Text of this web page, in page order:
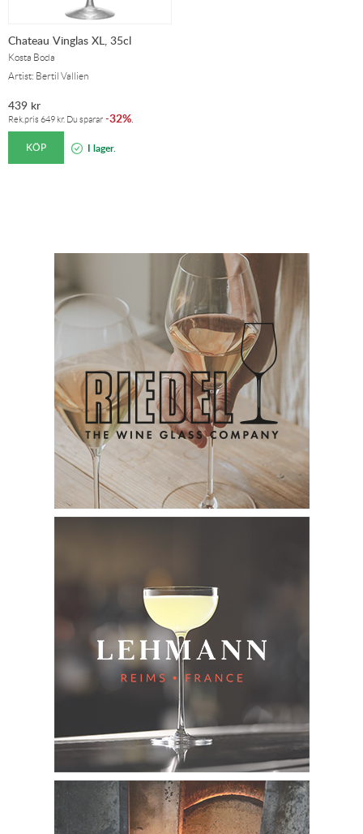
Chateau Vinglas XL, 35cl
Kosta Boda
Artist: Bertil Vallien
439 kr
Rek.pris 649 kr. Du sparar -32%
KÖP I lager.